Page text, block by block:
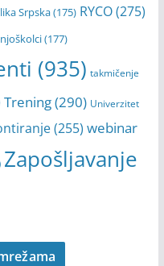
Srpska(175) RYCO(275)
(177)
(935) takmičenje
Trening(290) Univerzitet
(255) webinar
Zapošljavanje